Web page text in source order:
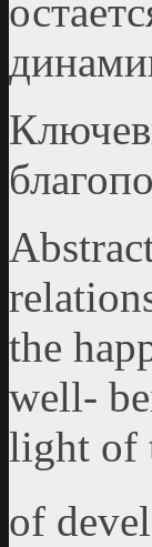
the
well-
light of
of